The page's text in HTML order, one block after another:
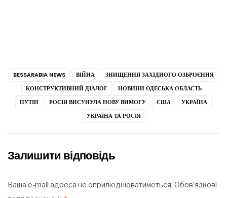
BESSARABIA NEWS ВІЙНА
ЗНИЩЕННЯ ЗАХІДНОГО ОЗБРОЄННЯ
КОНСТРУКТИВНИЙ ДІАЛОГ
НОВИНИ ОДЕСЬКА ОБЛАСТЬ
ПУТІН
РОСІЯ ВИСУНУЛА НОВУ ВИМОГУ США
УКРАЇНА
УКРАЇНА ТА РОСІЯ
Залишити відповідь
Ваша e-mail адреса не оприлюднюватиметься. Обов’язкові